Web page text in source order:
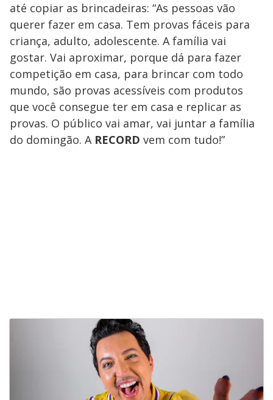
até copiar as brincadeiras: “As pessoas vão
querer fazer em casa. Tem provas fáceis para
criança, adulto, adolescente. A família vai
gostar. Vai aproximar, porque dá para fazer
competição em casa, para brincar com todo
mundo, são provas acessíveis com produtos
que você consegue ter em casa e replicar as
provas. O público vai amar, vai juntar a família
do domingão. A RECORD vem com tudo!”